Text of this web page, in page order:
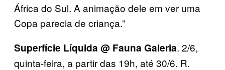
África do Sul. A animação dele em ver uma
Copa parecia de criança.”
Superfície Líquida @ Fauna Galeria. 2/6,
quinta-feira, a partir das 19h, até 30/6. R.